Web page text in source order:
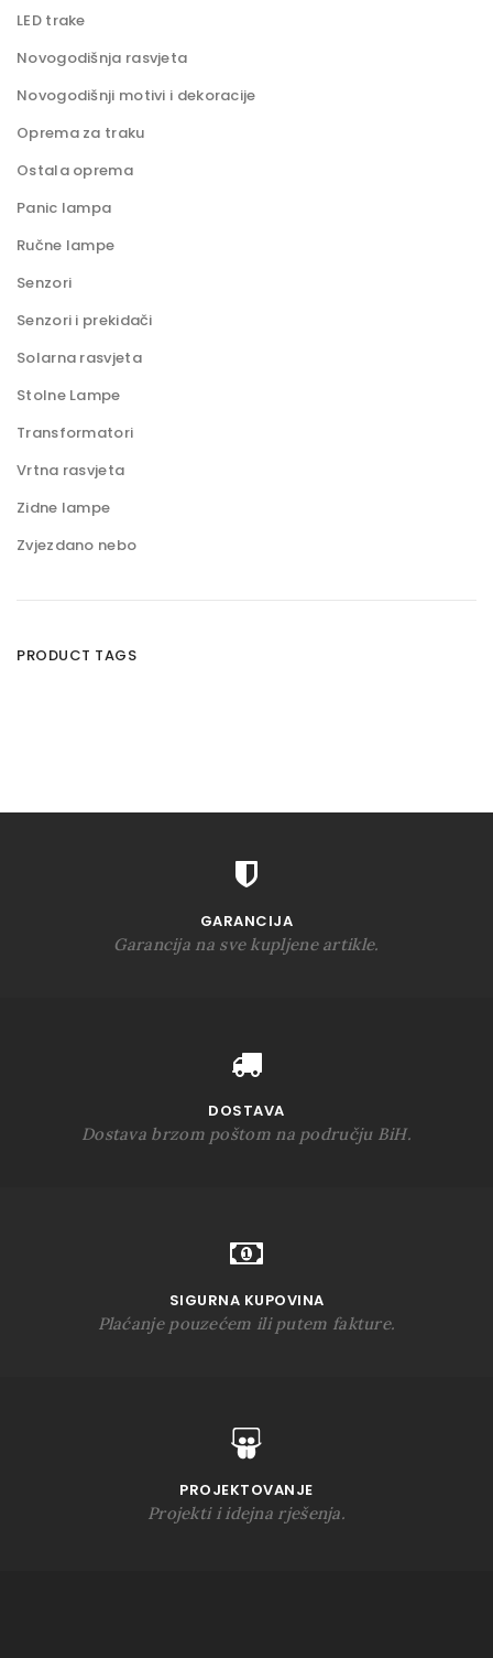
LED trake
Novogodišnja rasvjeta
Novogodišnji motivi i dekoracije
Oprema za traku
Ostala oprema
Panic lampa
Ručne lampe
Senzori
Senzori i prekidači
Solarna rasvjeta
Stolne Lampe
Transformatori
Vrtna rasvjeta
Zidne lampe
Zvjezdano nebo
PRODUCT TAGS
GARANCIJA
Garancija na sve kupljene artikle.
DOSTAVA
Dostava brzom poštom na području BiH.
SIGURNA KUPOVINA
Plaćanje pouzećem ili putem fakture.
PROJEKTOVANJE
Projekti i idejna rješenja.